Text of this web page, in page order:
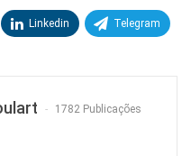
Linkedin Telegram
1782 Publicações